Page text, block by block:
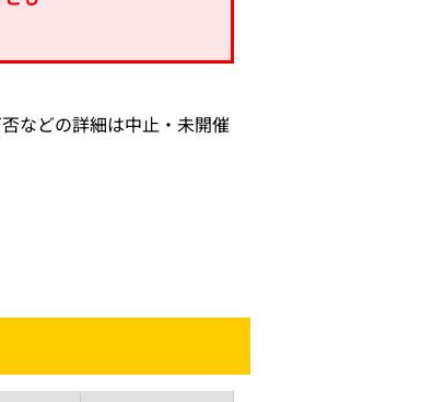
などの詳細は中止・未開催